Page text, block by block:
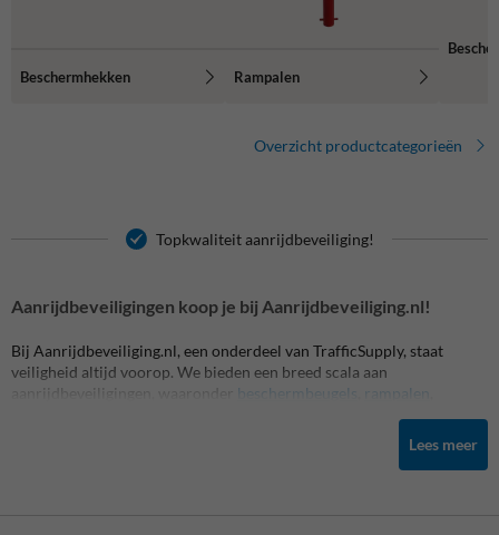
Beschermhekken Rampalen
Overzicht productcategorieën
Topkwaliteit aanrijdbeveiliging!
Aanrijdbeveiligingen koop je bij Aanrijdbeveiliging.nl!
Bij Aanrijdbeveiliging.nl, een onderdeel van TrafficSupply, staat
veiligheid altijd voorop. We bieden een breed scala aan
aanrijdbeveiligingen, waaronder beschermbeugels rampalen
meer, die allemaal zijn ontworpen om jouw binnen- of buitenterrein
veilig en beschermd te houden. Onze producten zijn gemaakt van
Lees meer